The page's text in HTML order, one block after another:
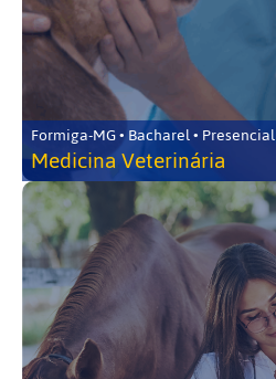
Formiga-MG • Bacharel • Presencial
Medicina Veterinária